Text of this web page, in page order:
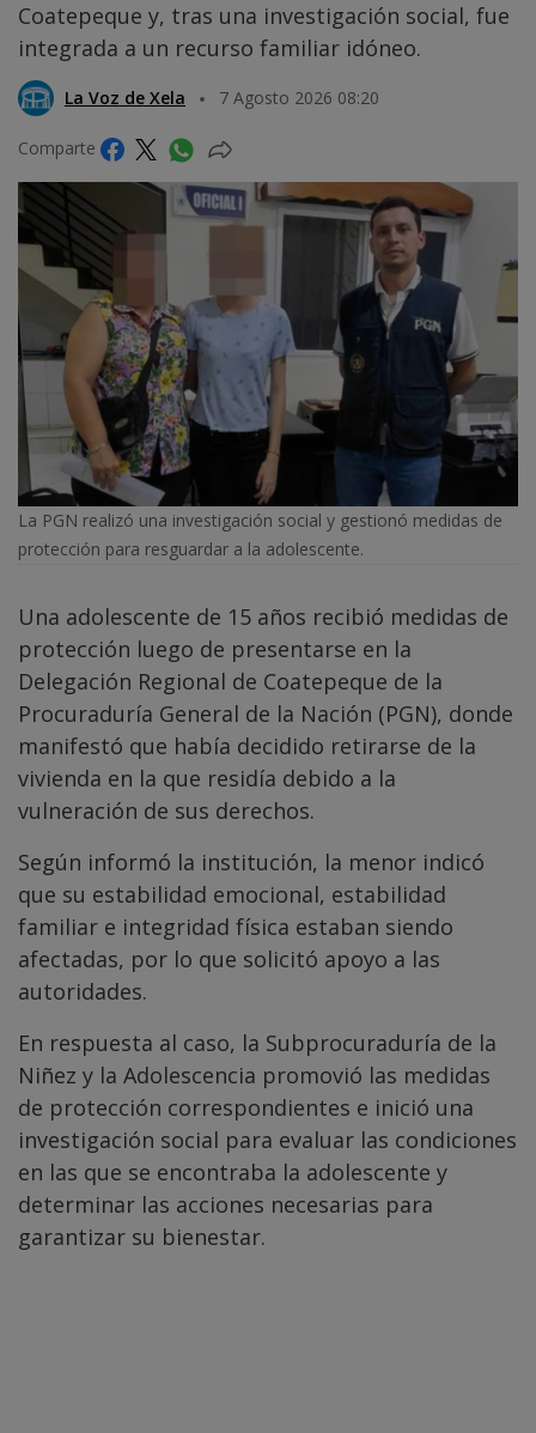
Coatepeque y, tras una investigación social, fue
integrada a un recurso familiar idóneo.
La Voz de Xela 7 Agosto 2026 08:20
Comparte
La PGN realizó una investigación social y gestionó medidas de
protección para resguardar a la adolescente.
Una adolescente de 15 años recibió medidas de
protección luego de presentarse en la
Delegación Regional de Coatepeque de la
Procuraduría General de la Nación (PGN), donde
manifestó que había decidido retirarse de la
vivienda en la que residía debido a la
vulneración de sus derechos.
Según informó la institución, la menor indicó
que su estabilidad emocional, estabilidad
familiar e integridad física estaban siendo
afectadas, por lo que solicitó apoyo a las
autoridades.
En respuesta al caso, la Subprocuraduría de la
Niñez y la Adolescencia promovió las medidas
de protección correspondientes e inició una
investigación social para evaluar las condiciones
en las que se encontraba la adolescente y
determinar las acciones necesarias para
garantizar su bienestar.